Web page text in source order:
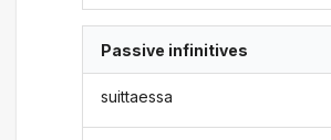
Passive infinitives
suittaessa